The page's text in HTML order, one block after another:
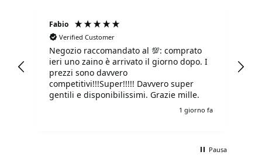
Fabio
Verified Customer
Negozio raccomandato al 💯: comprato
ieri uno zaino è arrivato il giorno dopo. I
prezzi sono davvero
competitivi!!!Super!!!!! Davvero super
gentili e disponibilissimi. Grazie mille.
1 giorno fa
Pausa